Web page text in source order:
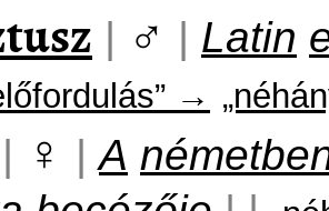
| ♂ | Latin
→
| ♀ | A